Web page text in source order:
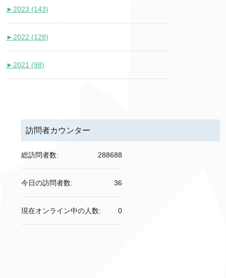
► 2023 (143)
► 2022 (128)
► 2021 (98)
訪問者カウンター
288688
総訪問者数:
36
今日の訪問者数:
0
現在オンライン中の人数: